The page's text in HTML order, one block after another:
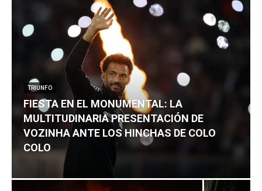
TRIUNFO
FIESTA EN EL MONUMENTAL: LA
MULTITUDINARIA PRESENTACIÓN DE
VOZINHA ANTE LOS HINCHAS DE COLO
COLO